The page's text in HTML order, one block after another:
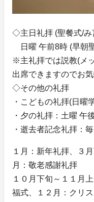
◇主日礼拝 (聖餐式/み
日曜 午前8時 (早朝
※主礼拝では説教(メ
出席できますのでお
◇その他の礼拝
・こどもの礼拝(日曜
・夕の礼拝：土曜 午
・逝去者記念礼拝：
１月：新年礼拝、３
月：敬老感謝礼拝
１０月下旬～１１月
福式、１２月：クリ